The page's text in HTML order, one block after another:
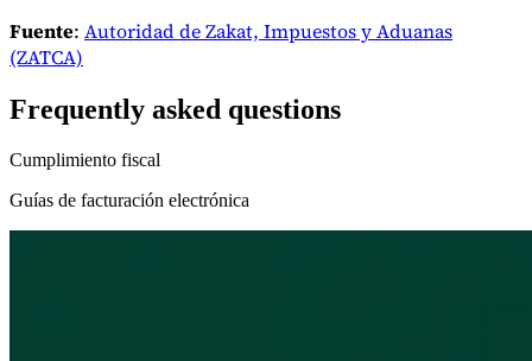
Fuente: Autoridad de Zakat, Impuestos y Aduanas
(ZATCA)
Frequently asked questions
Cumplimiento fiscal
Guías de facturación electrónica